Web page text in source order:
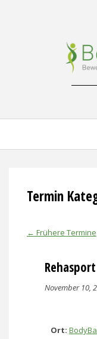
Termin
← Frühere Termine
Rehasport
November 10,
Ort: